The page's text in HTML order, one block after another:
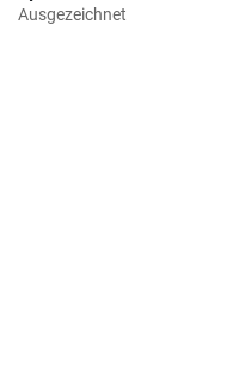
Ausgezeichnet